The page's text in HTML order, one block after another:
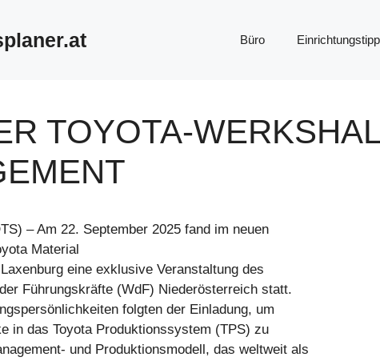
Büro
TOYOTA-
– Am 22. September 2025 fand im neuen
Material
eine exklusive Veranstaltung des
Führungskräfte (WdF) Niederösterreich statt.
folgten der Einladung, um
in das Toyota Produktionssystem (TPS) zu
und Produktionsmodell, das weltweit als